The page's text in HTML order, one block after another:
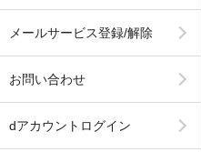
メールサービス登録/解除
お問い合わせ
dアカウントログイン